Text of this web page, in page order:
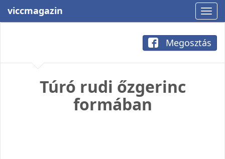
viccmagazin
Megosztás
Túró rudi őzgerinc
formában